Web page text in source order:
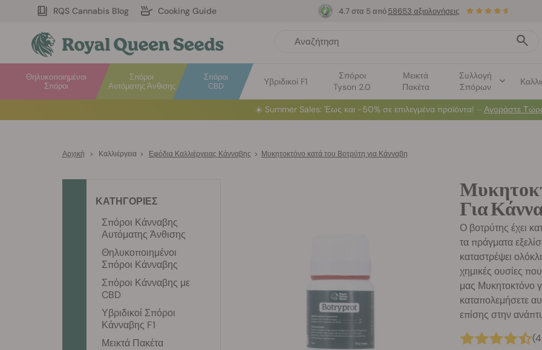
RQS Cannabis Blog Cooking Guide
Σπόροι
Αυτόματης Άνθισης
Θηλυκοποιημένοι
Σπόροι
Σπόροι
CBD
Υβριδικοί F1
Σπόροι
Tyson 2.0
Μεικτά
Πακέτα
Συλλογή
Σπόρων
4.7 στα 5 από58653 αξιολογήσεις
☀️ Summer Sales: Έως και -50% σε επιλεγμένα προϊόντα! ⏤ Αγοράστε
Αρχική > Καλλιέργεια > Εφόδια Καλλιέργειας Κάνναβης > Μυκητοκτόνο κατά του Βοτρύτη για Κάνναβη
Για
Ο βοτρύτης έχει
τα πράγματα
καταστρέψει
χημικές ουσίες
μας Μυκητοκτόνο
καταπολεμήσετε
επίσης στην
ΚΑΤΗΓΟΡΙΕΣ
Σπόροι Κάνναβης
Αυτόματης Άνθισης
Θηλυκοποιημένοι
Σπόροι Κάνναβης
Σπόροι Κάνναβης με
CBD
Υβριδικοί Σπόροι
Κάνναβης F1
Μεικτά Πακέτα